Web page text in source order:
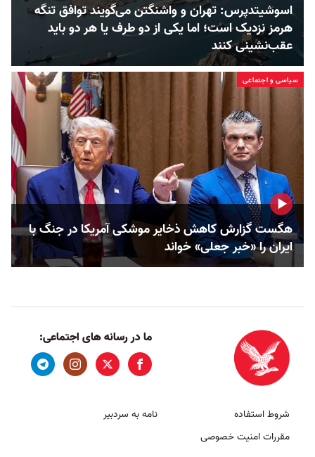
اسوشیتدپرس: تهران و واشنگتن می‌گویند توافق تنگه
هرمز نزدیک است؛ اما یکی از دو طرف یا هر دو باید
عقب‌نشینی کنند
سیاسی و اجتماعی
هگست گزارش کاهش ذخایر موشکی آمریکا در جنگ با
ایران را «خبر جعلی» خواند
ما در رسانه های اجتماعی:
شروط استفاده
مقررات امنیت خصوصی
نامه به سردبیر